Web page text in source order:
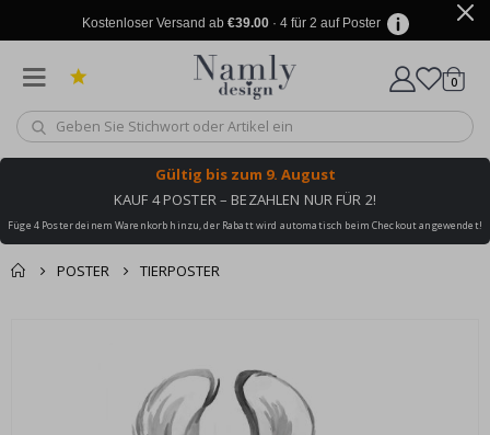
Kostenloser Versand ab €39.00· 4 für 2 auf Poster
Wagen
0
Gültig bis zum 9. August
KAUF 4 POSTER – BEZAHLEN NUR FÜR 2!
Füge 4 Poster deinem Warenkorb hinzu, der Rabatt wird automatisch beim Checkout angewendet!
POSTER TIERPOSTER